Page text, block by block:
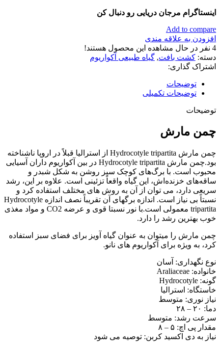
اینستاگرام مرجان دریایی رو دنبال کن
Add to compare
افزودن به علاقه مندی
4 نفر در حال مشاهده این محصول هستند!
دسته: کشت بافت, گیاه طبیعی آکواریوم
اشتراک گذاری:
توضیحات
توضیحات تکمیلی
توضیحات
چمن مارش
چمن مارش Hydrocotyle tripartita از استرالیا قبلاً در اروپا ناشناخته
بود.چمن مارش Hydrocotyle tripartita در بین آکواریوم داران آسیایی
محبوب است. با برگ‌های کوچک سبز روشن به شکل شبدر و
ساقه‌های خزنده‌اش، این گیاه واقعاً تزئینی است. علاوه بر این، رشد
سریعی دارد، می توان از آن به روش های مختلف استفاده کرد و
نسبتاً بی نیاز است. اندازه برگهای آن تقریباً نصف اندازه Hydrocotyle
tripartita معمولی است.با نور نسبتا قوی و عرضه CO2 و مواد مغذی
خوب بهترین رشد را دارد.
چمن مارش را میتوان به عنوان گیاه آویز برای فضای سبز استفاده
کرد، به ویژه برای آکواریوم های نانو.
نوع نگهداری: آسان
خانواده: Araliaceae
گونه: Hydrocotyle
خاستگاه: استرالیا
نیاز نوری: متوسط
دما: ۲۰ – ۲۸
سرعت رشد: متوسط
مقدار پی اچ: ۵ – ۸
نیاز به دی اکسید کربن: توصیه می شود